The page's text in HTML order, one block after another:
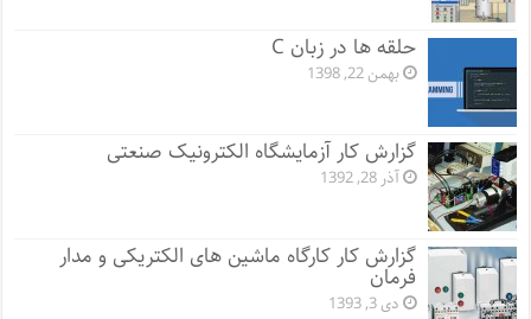
حلقه ها در زبان C
بهمن 22, 1398
گزارش کار آزمایشگاه الکترونیک صنعتی
آذر 28, 1392
گزارش کار کارگاه ماشین های الکتریکی و مدار
فرمان
دی 3, 1393